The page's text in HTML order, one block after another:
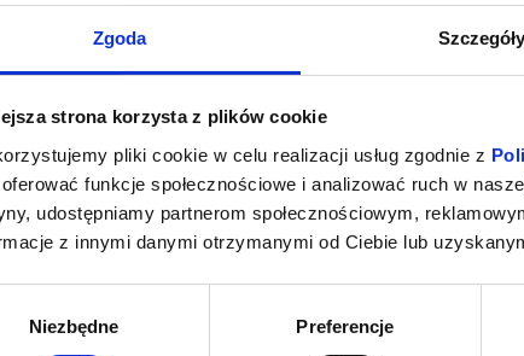
Zgoda Szczegóły
strona korzysta z plików cookie
pliki cookie w celu realizacji usług zgodnie z
funkcje społecznościowe i analizować ruch w
udostępniamy partnerom społecznościowym,
z innymi danymi otrzymanymi od Ciebie lub
Niezbędne Preferencje
ZAPROSZENIE
kup bilet
MINIONKI I